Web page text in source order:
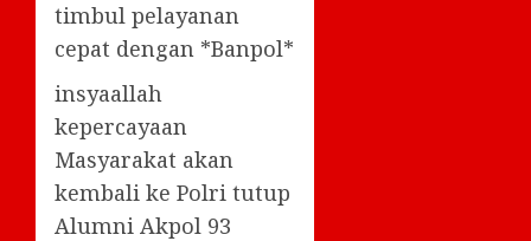
timbul pelayanan
cepat dengan *Banpol*
insyaallah
kepercayaan
Masyarakat akan
kembali ke Polri tutup
Alumni Akpol 93